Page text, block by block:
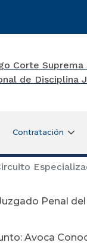
Contratación
Penal
Avoca